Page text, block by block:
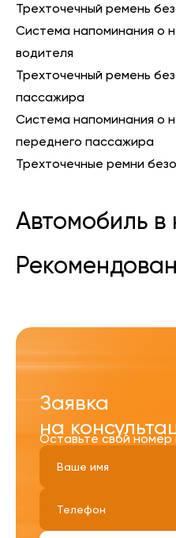
Трехточечный ремень
Система напоминания о
водителя
Трехточечный ремень
пассажира
Система напоминания о
переднего пассажира
Трехточечные ремни
Автомобиль в
Заявка
на
Оставьте свой номер